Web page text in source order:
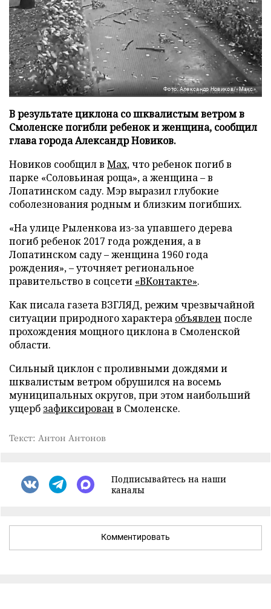
Фото: Александр Новиков/«Макс»
В результате циклона со шквалистым ветром в
Смоленске погибли ребенок и женщина, сообщил
глава города Александр Новиков.
Новиков сообщил в Мах, что ребенок погиб в
парке «Соловьиная роща», а женщина – в
Лопатинском саду. Мэр выразил глубокие
соболезнования родным и близким погибших.
«На улице Рыленкова из-за упавшего дерева
погиб ребенок 2017 года рождения, а в
Лопатинском саду – женщина 1960 года
рождения», – уточняет региональное
правительство в соцсети «ВКонтакте».
Как писала газета ВЗГЛЯД, режим чрезвычайной
ситуации природного характера объявлен после
прохождения мощного циклона в Смоленской
области.
Сильный циклон с проливными дождями и
шквалистым ветром обрушился на восемь
муниципальных округов, при этом наибольший
ущерб зафиксирован в Смоленске.
Текст: Антон Антонов
Подписывайтесь на наши
каналы
Комментировать